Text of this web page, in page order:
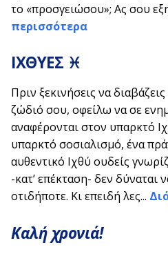
το «προσγειώσου»; Ας σου
περισσότερα
ΙΧΘΥΕΣ ♓
Πριν ξεκινήσεις να
ζώδιό σου, οφείλω να σε
αναφέρονται στον υπαρκτό
υπαρκτό σοσιαλισμό, ένα
αυθεντικό Ιχθύ ουδείς
-κατ’ επέκταση- δεν δύναται
οτιδήποτε. Κι επειδή λες...
Καλή χρονιά!